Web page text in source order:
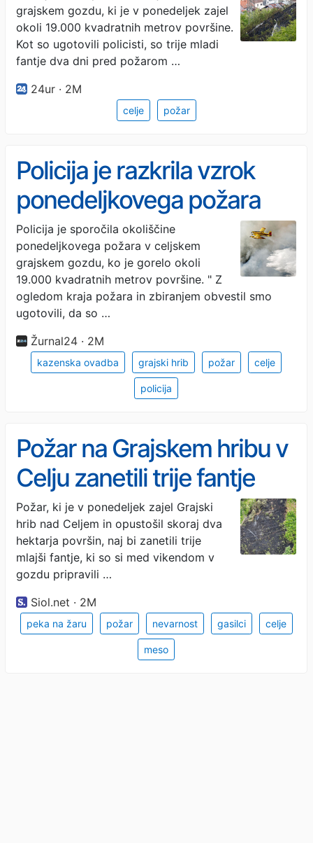
grajskem gozdu, ki je v ponedeljek zajel
okoli 19.000 kvadratnih metrov površine.
Kot so ugotovili policisti, so trije mladi
fantje dva dni pred požarom …
24ur · 2M
celje požar
Policija je razkrila vzrok
ponedeljkovega požara
Policija je sporočila okoliščine
ponedeljkovega požara v celjskem
grajskem gozdu, ko je gorelo okoli
19.000 kvadratnih metrov površine. " Z
ogledom kraja požara in zbiranjem obvestil smo
ugotovili, da so …
Žurnal24 · 2M
kazenska ovadba grajski hrib požar celje
policija
Požar na Grajskem hribu v
Celju zanetili trije fantje
Požar, ki je v ponedeljek zajel Grajski
hrib nad Celjem in opustošil skoraj dva
hektarja površin, naj bi zanetili trije
mlajši fantje, ki so si med vikendom v
gozdu pripravili …
Siol.net · 2M
peka na žaru požar nevarnost gasilci celje
meso